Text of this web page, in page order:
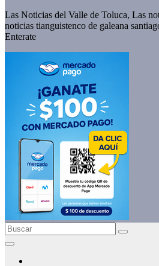
Las Noticias del Valle de Toluca, Las
noticias tianguistenco de galeana
Enterate